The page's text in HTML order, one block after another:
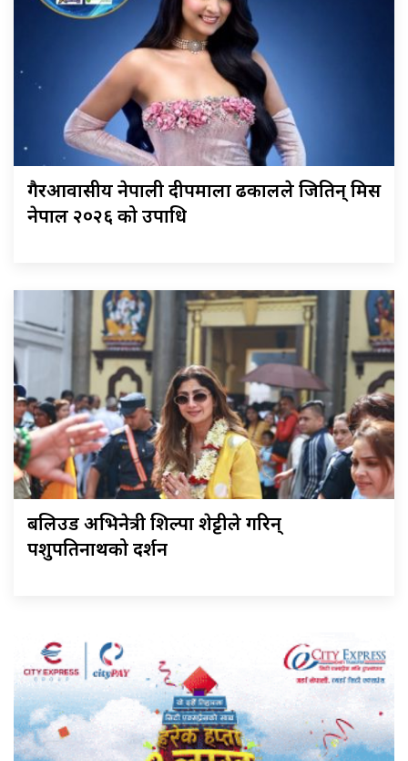
गैरआवासीय नेपाली दीपमाला ढकालले जितिन् मिस
नेपाल २०२६ को उपाधि
बलिउड अभिनेत्री शिल्पा शेट्टीले गरिन्
पशुपतिनाथको दर्शन